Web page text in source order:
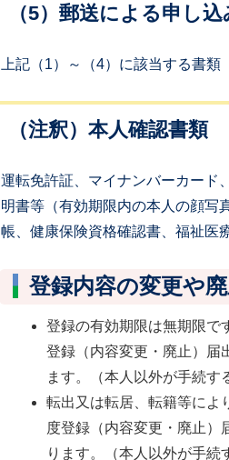
（5）郵送による申し
上記（1）～（4）に該当する書類
（注釈）本人確認書類
運転免許証、マイナンバーカード
明書等（有効期限内の本人の顔写
帳、健康保険資格確認書、福祉医
登録内容の変更や
登録の有効期限は無期限で
登録（内容変更・廃止）届
ます。（本人以外が手続す
転出又は転居、転籍等によ
度登録（内容変更・廃止）
ります。（本人以外が手続